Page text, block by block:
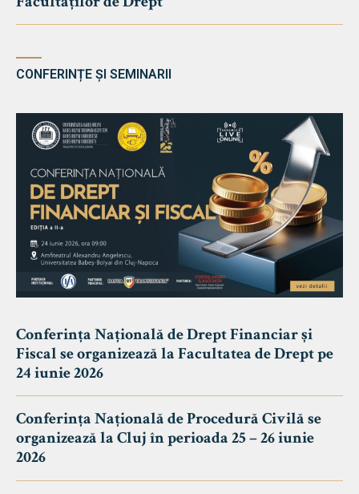
CONFERINȚE ȘI SEMINARII
Conferința Națională de Drept Financiar și
Fiscal se organizează la Facultatea de Drept pe
24 iunie 2026
Conferința Națională de Procedură Civilă se
organizează la Cluj în perioada 25 – 26 iunie
2026